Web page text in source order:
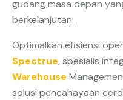
gudang masa depan
berkelanjutan.
Optimalkan efisiensi
Spectrue, spesialis
Warehouse
solusi pencahayaan